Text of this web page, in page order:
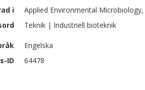
i
Applied Environmental
Teknik | Industriell bioteknik
Engelska
ID
64478